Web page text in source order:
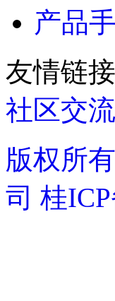
产品
友情链接
社区交流
版权所
司 桂